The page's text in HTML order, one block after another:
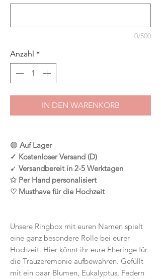
0/500
Anzahl *
IN DEN WARENKORB
🟢 Auf Lager
✓ Kostenloser Versand (D)
➹ Versandbereit in 2-5 Werktagen
✩ Per Hand personalisiert
♡ Musthave für die Hochzeit
Unsere Ringbox mit euren Namen spielt
eine ganz besondere Rolle bei eurer
Hochzeit. Hier könnt ihr eure Eheringe für
die Trauzeremonie aufbewahren. Gefüllt
mit ein paar Blumen, Eukalyptus, Federn